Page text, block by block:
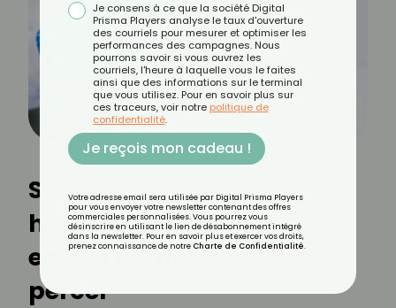
Syndrome
hyperéosinophilique :
enjeux et mystères à
percer
Je consens à ce que la société Digital
Prisma Players analyse le taux d'ouverture
des courriels pour mesurer et optimiser les
performances des campagnes. Nous
pourrons savoir si vous ouvrez les
courriels, l'heure à laquelle vous le faites
ainsi que des informations sur le terminal
que vous utilisez. Pour en savoir plus sur
ces traceurs, voir notre politique de
confidentialité.
Je reçois mon cadeau !
Votre adresse email sera utilisée par Digital Prisma Players
pour vous envoyer votre newsletter contenant des offres
commerciales personnalisées. Vous pourrez vous
désinscrire en utilisant le lien de désabonnement intégré
dans la newsletter. Pour en savoir plus et exercer vos droits,
prenez connaissance de notre Charte de Confidentialité.